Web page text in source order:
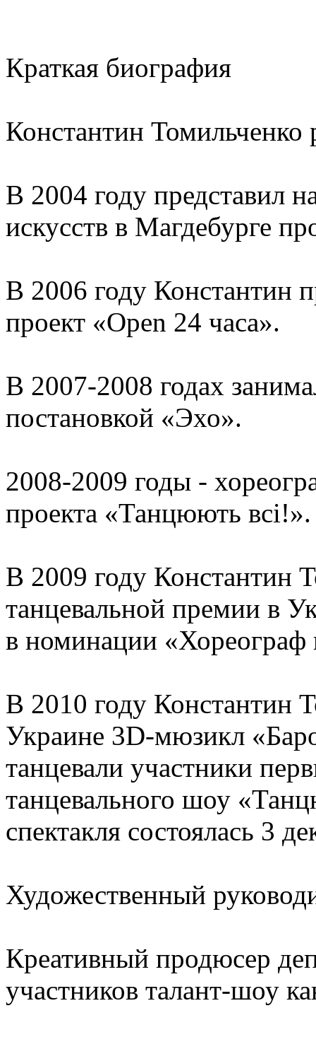
Краткая биография
Константин Томильченко
В 2004 году представил
искусств в Магдебурге
В 2006 году Константин
проект «Open 24 часа».
В 2007-2008 годах
постановкой «Эхо».
2008-2009 годы -
проекта «Танцюють всі!».
В 2009 году Константин
танцевальной премии в
в номинации «Хореограф
В 2010 году Константин
Украине 3D-мюзикл
танцевали участники
танцевального шоу
спектакля состоялась 3
Художественный
Креативный продюсер
участников талант-шоу